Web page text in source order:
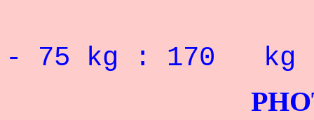
- 75 kg : 170 kg
PHOTOS